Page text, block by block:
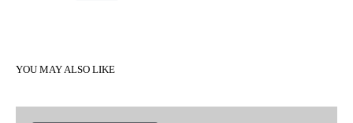
YOU MAY ALSO LIKE